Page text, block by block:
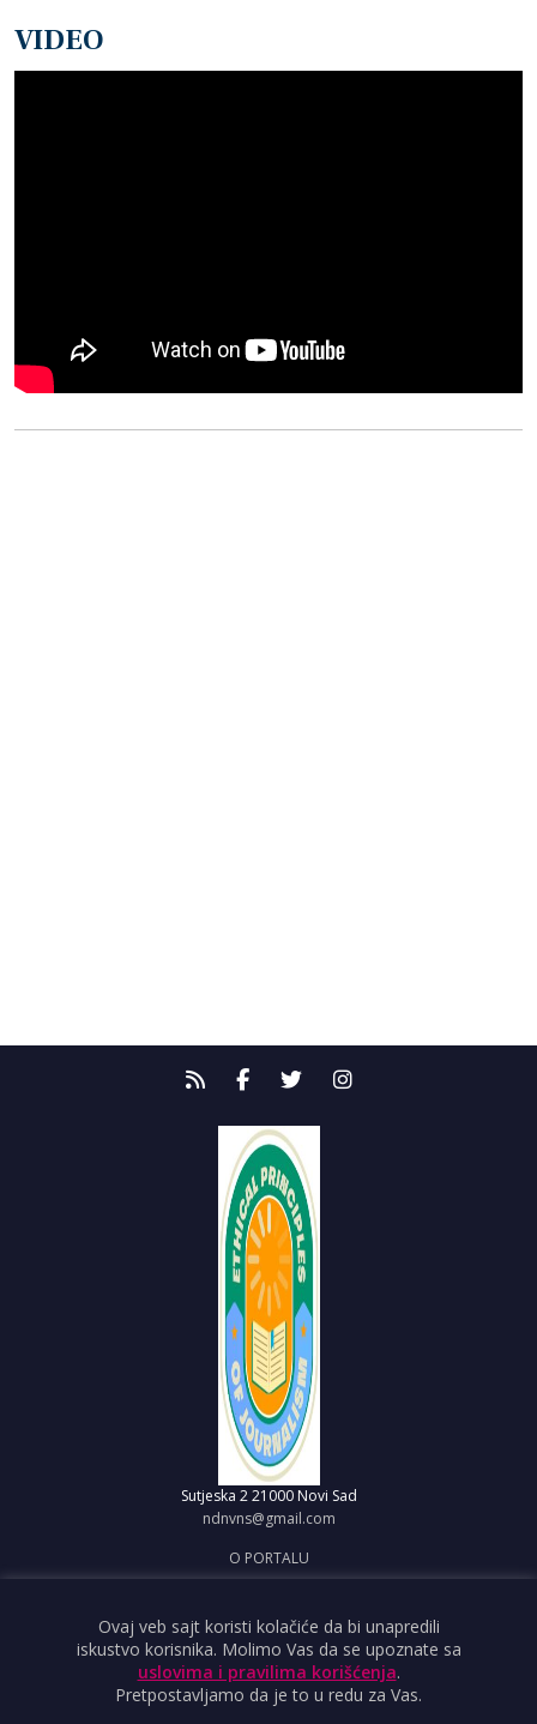
VIDEO
Sutjeska 2 21000 Novi Sad
ndnvns@gmail.com
O PORTALU
OBJAVI VEST
USLOVI KORIŠĆENJA
Ovaj veb sajt koristi kolačiće da bi unapredili
iskustvo korisnika. Molimo Vas da se upoznate sa
uslovima i pravilima korišćenja.
Pretpostavljamo da je to u redu za Vas.